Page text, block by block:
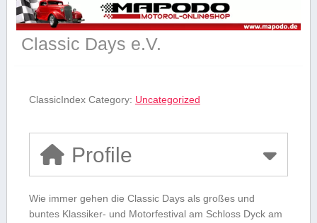
Classic Days e.V.
ClassicIndex Category: Uncategorized
Profile
Wie immer gehen die Classic Days als großes und
buntes Klassiker- und Motorfestival am Schloss Dyck am